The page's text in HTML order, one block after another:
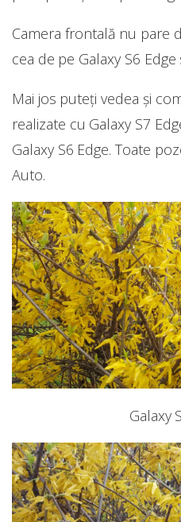
Camera frontală nu pare
cea de pe Galaxy S6
Mai jos puteți vedea și
realizate cu Galaxy S7
Galaxy S6 Edge. Toate
Auto.
Galaxy